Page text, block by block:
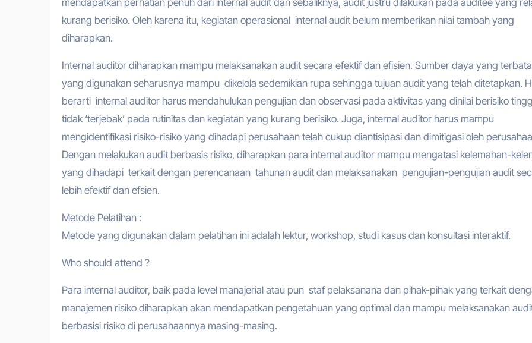
kurang berisiko. Oleh karena itu, kegiatan operasional internal audit belum memberikan nilai tambah yang
diharapkan.
Internal auditor diharapkan mampu melaksanakan audit secara efektif dan efisien. Sumber daya yang
yang digunakan seharusnya mampu dikelola sedemikian rupa sehingga tujuan audit yang telah ditetapkan.
berarti internal auditor harus mendahulukan pengujian dan observasi pada aktivitas yang dinilai berisiko
tidak ‘terjebak’ pada rutinitas dan kegiatan yang kurang berisiko. Juga, internal auditor harus mampu
mengidentifikasi risiko-risiko yang dihadapi perusahaan telah cukup diantisipasi dan dimitigasi oleh
Dengan melakukan audit berbasis risiko, diharapkan para internal auditor mampu mengatasi kelemahan-
yang dihadapi terkait dengan perencanaan tahunan audit dan melaksanakan pengujian-pengujian audit
lebih efektif dan efsien.
Metode Pelatihan :
Metode yang digunakan dalam pelatihan ini adalah lektur, workshop, studi kasus dan konsultasi interaktif.
Who should attend ?
Para internal auditor, baik pada level manajerial atau pun staf pelaksanana dan pihak-pihak yang terkait
manajemen risiko diharapkan akan mendapatkan pengetahuan yang optimal dan mampu melaksanakan
berbasisi risiko di perusahaannya masing-masing.